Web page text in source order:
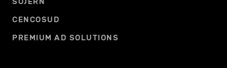
CENCOSUD
PREMIUM AD SOLUTIONS